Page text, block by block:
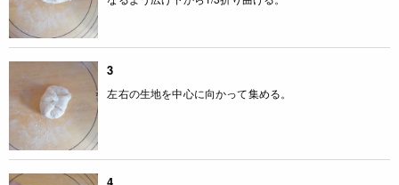
3
左右の生地を中心に向かって集める。